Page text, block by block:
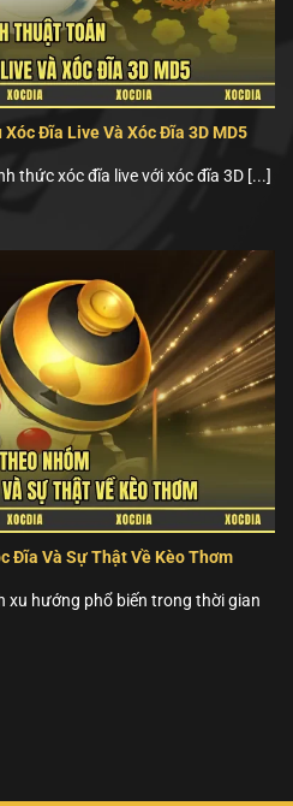
Đĩa Live Và Xóc Đĩa 3D MD5
thức xóc đĩa live với xóc đĩa 3D [...]
Đĩa Và Sự Thật Về Kèo Thơm
xu hướng phổ biến trong thời gian